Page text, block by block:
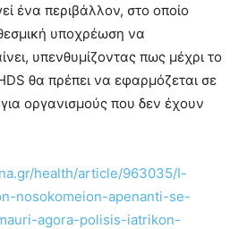
ένα περιβάλλον, στο οποίο
υποχρέωση να
υπενθυμίζοντας πως μέχρι το
θα πρέπει να εφαρμόζεται σε
οργανισμούς που δεν έχουν
health/article/963035/I-
nosokomeion-apenanti-se-
agora-polisis-iatrikon-